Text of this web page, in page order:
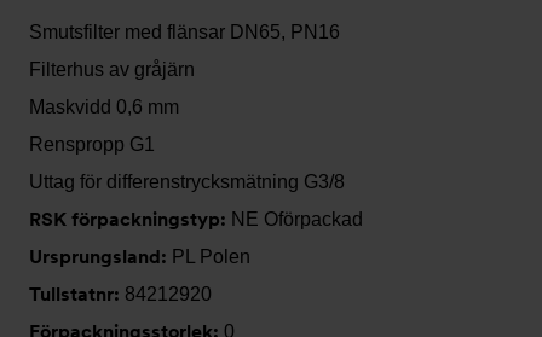
Smutsfilter med flänsar DN65, PN16
Filterhus av gråjärn
Maskvidd 0,6 mm
Renspropp G1
Uttag för differenstrycksmätning G3/8
RSK förpackningstyp: NE Oförpackad
Ursprungsland: PL Polen
Tullstatnr: 84212920
Förpackningsstorlek: 0